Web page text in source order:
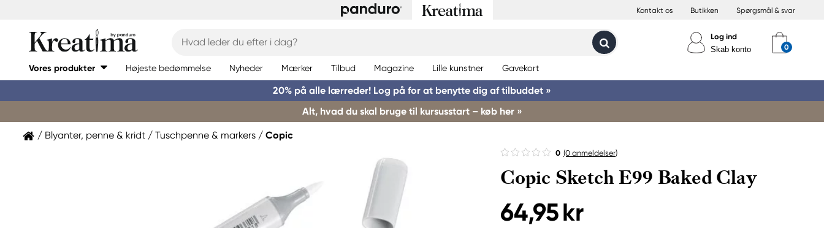
Kontakt os Butikken Spørgsmål & svar
Log ind
Skab konto
Vores produkter Højeste bedømmelse Nyheder Mærker Tilbud Magazine Lille kunstner Gavekort
20% på alle lærreder! Log på for at benytte dig af tilbuddet »
Alt, hvad du skal bruge til kursusstart – køb her »
Blyanter, penne & kridt Tuschpenne & markers Copic
0 (0 anmeldelser)
Copic Sketch E99 Baked Clay
64,95 kr